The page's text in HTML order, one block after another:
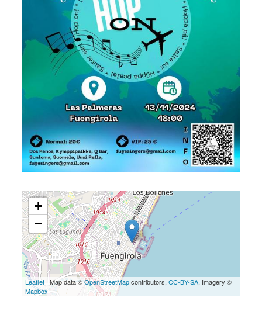
+
−
Leaflet| Map data ©OpenStreetMapcontributors, CC-BY-SA, Imagery ©
Mapbox